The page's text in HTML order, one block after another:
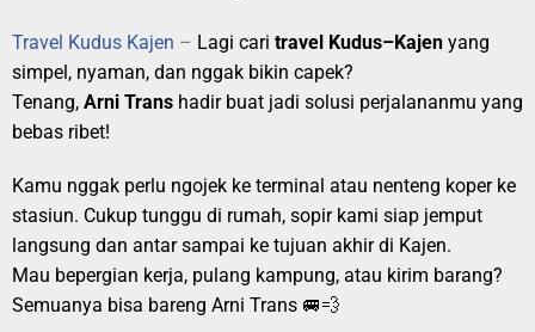
Travel Kudus Kajen – Lagi cari travel Kudus–Kajen yang
simpel, nyaman, dan nggak bikin capek?
Tenang, Arni Trans hadir buat jadi solusi perjalananmu yang
bebas ribet!
Kamu nggak perlu ngojek ke terminal atau nenteng koper ke
stasiun. Cukup tunggu di rumah, sopir kami siap jemput
langsung dan antar sampai ke tujuan akhir di Kajen.
Mau bepergian kerja, pulang kampung, atau kirim barang?
Semuanya bisa bareng Arni Trans 🚐💨